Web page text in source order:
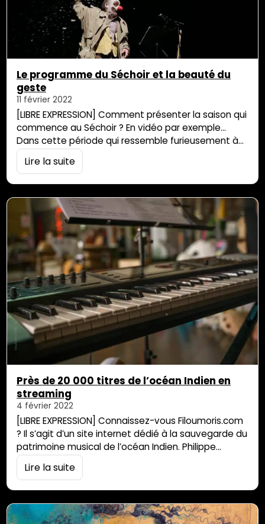
Le programme du Séchoir et la beauté du
geste
11 février 2022
[LIBRE EXPRESSION] Comment présenter la saison qui
commence au Séchoir ? En vidéo par exemple…
Dans cette période qui ressemble furieusement à
un championnat du monde de l’incertitude, écrire
aujourd’hui un édito paraît relever soit de
tout simplement ne pas baisser les bras. …
Lire la suite
Près de 20 000 titres de l’océan Indien en
streaming
4 février 2022
[LIBRE EXPRESSION] Connaissez-vous Filoumoris.com
? Il s’agit d’un site internet dédié à la sauvegarde du
patrimoine musical de l’océan Indien. Philippe
« Filou » de Magnée est un ingénieur du son Belge qui
a travaillé à l’Ile Maurice depuis les années 70, avec
ABAIM, Etae,…
Lire la suite